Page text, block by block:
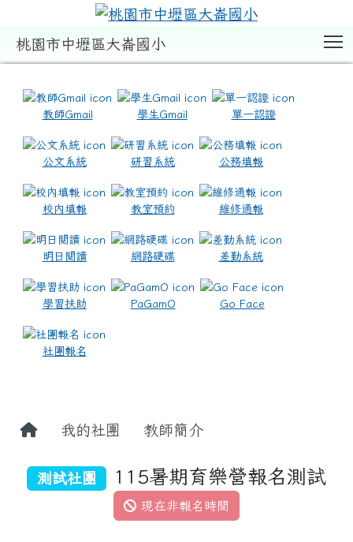
桃園市中壢區大崙國小
教師Gmail 學生Gmail 單一認證
公文系統 研習系統 公務填報
校內填報 教室預約 維修通報
明日閱讀 網路硬碟 差勤系統
學習扶助 PaGamO Go Face
社團報名
我的社團 教師簡介
測試社團 115暑期育樂營報名測試
現在非報名時間